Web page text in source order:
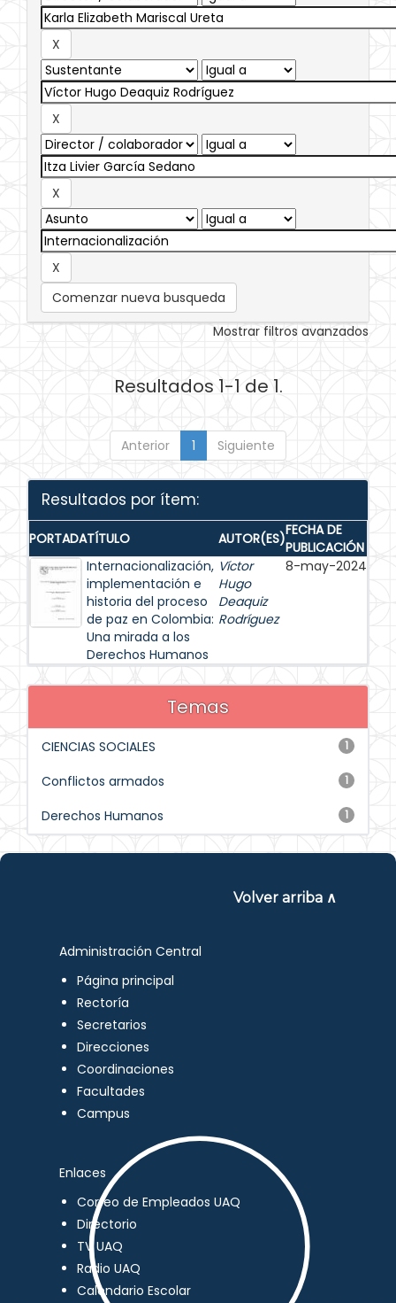
Comenzar nueva busqueda
Mostrar filtros avanzados
Resultados 1-1 de 1.
Anterior 1 Siguiente
Resultados por ítem:
PORTADATÍTULO AUTOR(ES)FECHA DE
PUBLICACIÓN
Internacionalización,
implementación e
historia del proceso
de paz en Colombia:
Una mirada a los
Derechos Humanos
Víctor
Hugo
Deaquiz
Rodríguez
8-may-2024
Temas
1
CIENCIAS SOCIALES
1
Conflictos armados
1
Derechos Humanos
Volver arriba ∧
Administración Central
Página principal
Rectoría
Secretarios
Direcciones
Coordinaciones
Facultades
Campus
Enlaces
Correo de Empleados UAQ
Directorio
TV UAQ
Radio UAQ
Calendario Escolar